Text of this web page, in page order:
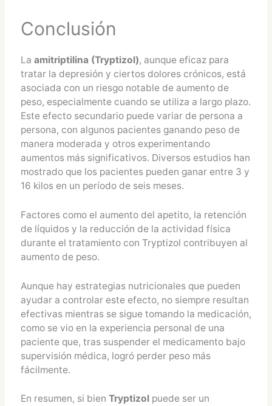
Conclusión
La amitriptilina (Tryptizol), aunque eficaz para
tratar la depresión y ciertos dolores crónicos, está
asociada con un riesgo notable de aumento de
peso, especialmente cuando se utiliza a largo plazo.
Este efecto secundario puede variar de persona a
persona, con algunos pacientes ganando peso de
manera moderada y otros experimentando
aumentos más significativos. Diversos estudios han
mostrado que los pacientes pueden ganar entre 3 y
16 kilos en un período de seis meses​.
Factores como el aumento del apetito, la retención
de líquidos y la reducción de la actividad física
durante el tratamiento con Tryptizol contribuyen al
aumento de peso​.
Aunque hay estrategias nutricionales que pueden
ayudar a controlar este efecto, no siempre resultan
efectivas mientras se sigue tomando la medicación,
como se vio en la experiencia personal de una
paciente que, tras suspender el medicamento bajo
supervisión médica, logró perder peso más
fácilmente.
En resumen, si bien Tryptizolpuede ser un